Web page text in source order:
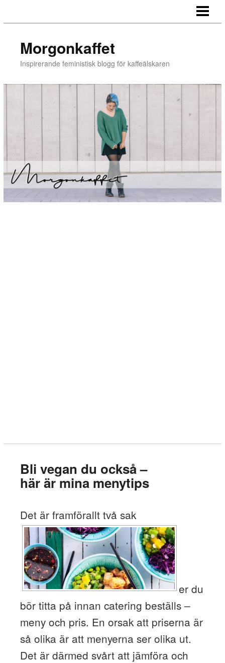
Morgonkaffet
Inspirerande feministisk blogg för kaffeälskaren
Bli vegan du också –
här är mina menytips
Det är framförallt två sak
er du
bör titta på innan catering beställs –
meny och pris. En orsak att priserna är
så olika är att menyerna ser olika ut.
Det är därmed svårt att jämföra och